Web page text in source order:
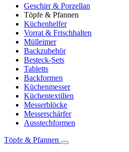
Geschirr & Porzellan
Töpfe & Pfannen
Küchenhelfer
Vorrat & Frischhalten
Mülleimer
Backzubehör
Besteck-Sets
Tabletts
Backformen
Küchenmesser
Küchentextilien
Messerblöcke
Messerschärfer
Ausstechformen
Töpfe & Pfannen